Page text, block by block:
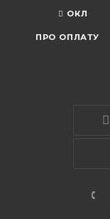
ОКЛ
ПРО ОПЛАТУ